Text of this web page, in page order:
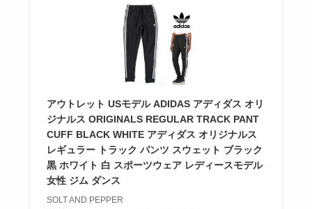
アウトレット USモデル ADIDAS アディダス オリ
ジナルス ORIGINALS REGULAR TRACK PANT
CUFF BLACK WHITE アディダス オリジナルス
レギュラー トラック パンツ スウェット ブラック
黒 ホワイト 白 スポーツウェア レディースモデル
女性 ジム ダンス
SOLT AND PEPPER